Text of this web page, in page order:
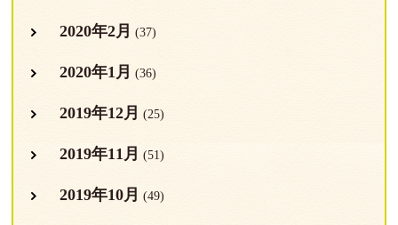
2020年2月 (37)
2020年1月 (36)
2019年12月 (25)
2019年11月 (51)
2019年10月 (49)